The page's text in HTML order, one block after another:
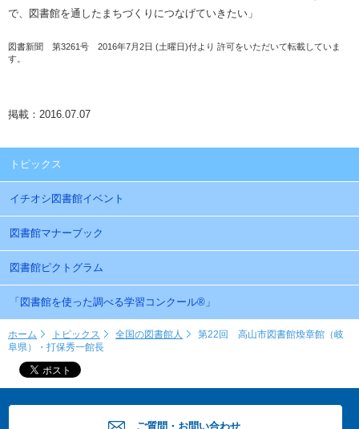
で、図書館を通したまちづくりにつなげていきたい」
図書新聞 第3261号 2016年7月2日 (土曜日)付より 許可をいただいて転載していま
す。
掲載：2016.07.07
トピックス
イチオシ図書館イベント
図書館マナーブック
図書館ピクトグラム
「図書館を使った調べる学習コンクール®」
ホーム トピックス 全国の図書館人
第22回 高山市図書館煥章館（岐
阜県）・打保秀一館長
ご質問・お問い合わせ